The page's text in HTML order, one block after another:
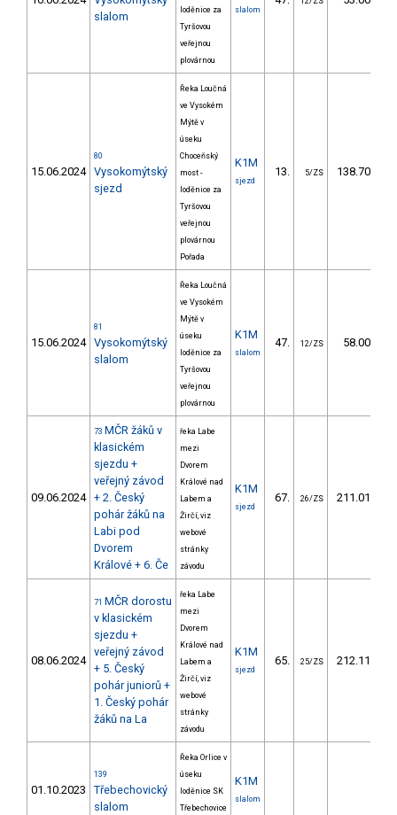
slalom
loděnice za
Tyršovou
veřejnou
plovárnou
slalom
15.06.2024
80
Vysokomýtský
sjezd
Řeka Loučná
ve Vysokém
Mýtě v
úseku
Choceňský
most -
loděnice za
Tyršovou
veřejnou
plovárnou
Pořada
K1M
sjezd
13. 5/ZS 138.70
15.06.2024
81
Vysokomýtský
slalom
Řeka Loučná
ve Vysokém
Mýtě v
úseku
loděnice za
Tyršovou
veřejnou
plovárnou
K1M
slalom
47. 12/ZS 58.00
09.06.2024
73 MČR žáků v
klasickém
sjezdu +
veřejný závod
+ 2. Český
pohár žáků na
Labi pod
Dvorem
Králové + 6. Če
řeka Labe
mezi
Dvorem
Králové nad
Labem a
Žirčí, viz
webové
stránky
závodu
K1M
sjezd
67. 26/ZS 211.01
08.06.2024
71 MČR dorostu
v klasickém
sjezdu +
veřejný závod
+ 5. Český
pohár juniorů +
1. Český pohár
žáků na La
řeka Labe
mezi
Dvorem
Králové nad
Labem a
Žirčí, viz
webové
stránky
závodu
K1M
sjezd
65. 25/ZS 212.11
01.10.2023
139
Třebechovický
slalom
Řeka Orlice v
úseku
loděnice SK
Třebechovice
K1M
slalom